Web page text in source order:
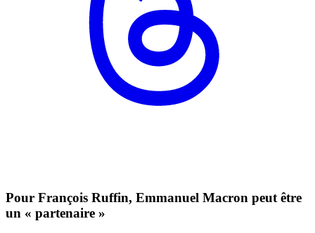
Pour François Ruffin, Emmanuel Macron peut être
un « partenaire »